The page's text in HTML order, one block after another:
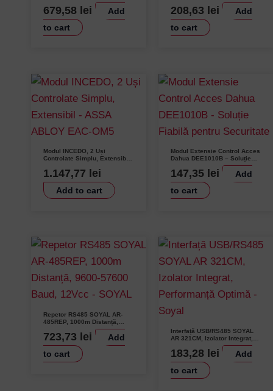
și suport Wiegand – BLE
Locking BLE Standard2
679,58 lei
Add
to cart
până la 8 dispozitive – INOut
IN-WF-GW
208,63 lei
Add
to cart
Modul INCEDO, 2 Uși
Controlate Simplu, Extensibil
1.147,77 lei
Add to cart
Modul Extensie Control Acces
Dahua DEE1010B – Soluție
Fiabilă pentru Securitate
147,35 lei
Add
to cart
Repetor RS485 SOYAL AR-
485REP, 1000m Distanță,
9600-57600 Baud, 12Vcc –
SOYAL
723,73 lei
Add
to cart
Interfață USB/RS485 SOYAL
AR 321CM, Izolator Integrat,
Performanță Optimă – Soyal
183,28 lei
Add
to cart